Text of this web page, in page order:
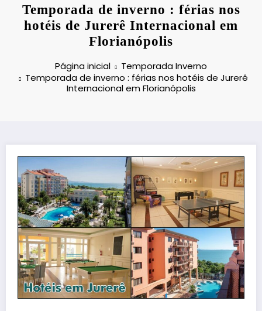
Temporada de inverno : férias nos
hotéis de Jurerê Internacional em
Florianópolis
Página inicial
Temporada Inverno
Temporada de inverno : férias nos hotéis de Jurerê
Internacional em Florianópolis